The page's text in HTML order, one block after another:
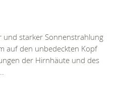
und starker Sonnenstrahlung
auf den unbedeckten Kopf
der Hirnhäute und des